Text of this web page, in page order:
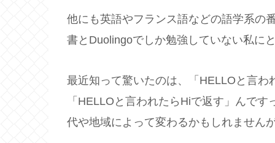
他にも英語やフランス語などの語学系の
書とDuolingoでしか勉強していない私に
最近知って驚いたのは、「HELLOと言
「HELLOと言われたらHiで返す」んで
代や地域によって変わるかもしれません